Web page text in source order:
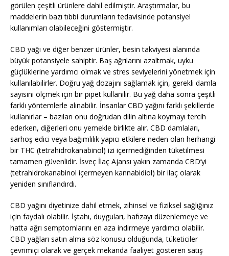
görülen çeşitli ürünlere dahil edilmiştir. Araştırmalar, bu
maddelerin bazı tıbbi durumların tedavisinde potansiyel
kullanımları olabileceğini göstermiştir.
CBD yağı ve diğer benzer ürünler, besin takviyesi alanında
büyük potansiyele sahiptir. Baş ağrılarını azaltmak, uyku
güçlüklerine yardımcı olmak ve stres seviyelerini yönetmek için
kullanılabilirler. Doğru yağ dozajını sağlamak için, gerekli damla
sayısını ölçmek için bir pipet kullanılır. Bu yağ daha sonra çeşitli
farklı yöntemlerle alınabilir. İnsanlar CBD yağını farklı şekillerde
kullanırlar – bazıları onu doğrudan dilin altına koymayı tercih
ederken, diğerleri onu yemekle birlikte alır. CBD damlaları,
sarhoş edici veya bağımlılık yapıcı etkilere neden olan herhangi
bir THC (tetrahidrokanabinol) izi içermediğinden tüketilmesi
tamamen güvenlidir. İsveç İlaç Ajansı yakın zamanda CBD’yi
(tetrahidrokanabinol içermeyen kannabidiol) bir ilaç olarak
yeniden sınıflandırdı.
CBD yağını diyetinize dahil etmek, zihinsel ve fiziksel sağlığınız
için faydalı olabilir. İştahı, duyguları, hafızayı düzenlemeye ve
hatta ağrı semptomlarını en aza indirmeye yardımcı olabilir.
CBD yağları satın alma söz konusu olduğunda, tüketiciler
çevrimiçi olarak ve gerçek mekanda faaliyet gösteren satış